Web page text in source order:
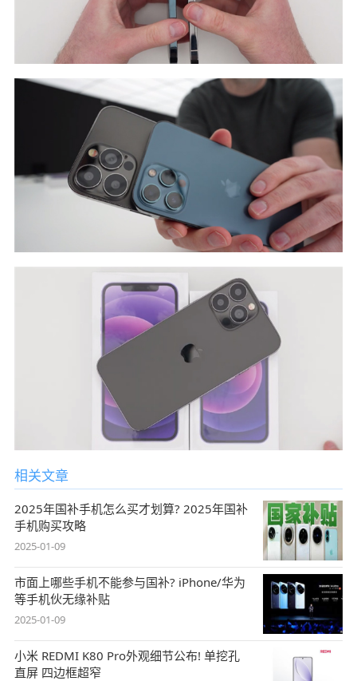
相关文章
2025年国补手机怎么买才划算? 2025年国补
手机购买攻略
2025-01-09
市面上哪些手机不能参与国补? iPhone/华为
等手机伙无缘补贴
2025-01-09
小米 REDMI K80 Pro外观细节公布! 单挖孔
直屏 四边框超窄